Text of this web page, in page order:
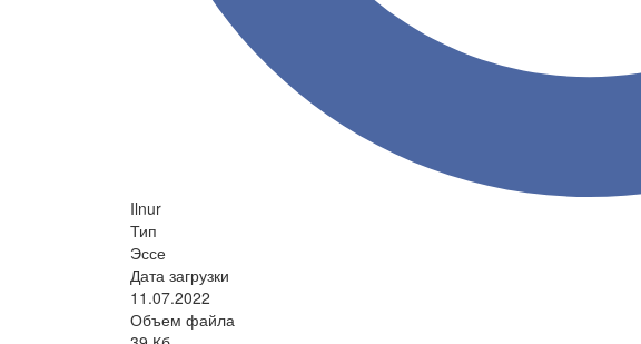
Ilnur
Тип
Эссе
Дата загрузки
11.07.2022
Объем файла